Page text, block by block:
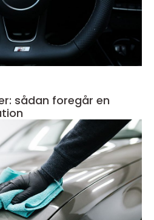
sådan foregår en